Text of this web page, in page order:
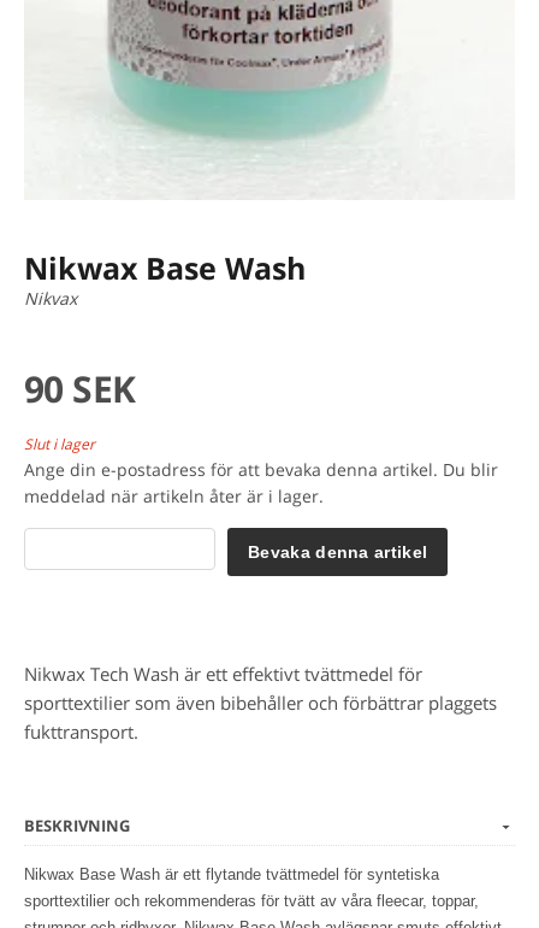
Nikwax Base Wash
Nikvax
90 SEK
Slut i lager
Ange din e-postadress för att bevaka denna artikel. Du blir
meddelad när artikeln åter är i lager.
Bevaka denna artikel
Nikwax Tech Wash är ett effektivt tvättmedel för
sporttextilier som även bibehåller och förbättrar plaggets
fukttransport.
BESKRIVNING
Nikwax Base Wash är ett flytande tvättmedel för syntetiska
sporttextilier och rekommenderas för tvätt av våra fleecar, toppar,